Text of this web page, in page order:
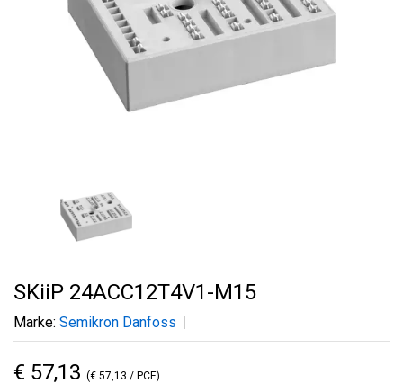
SKiiP 24ACC12T4V1-M15
Marke: Semikron Danfoss
€ 57,13 (€ 57,13 / PCE)